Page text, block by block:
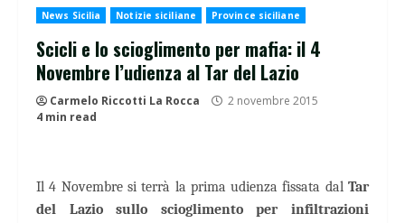
News Sicilia Notizie siciliane Province siciliane
Scicli e lo scioglimento per mafia: il 4
Novembre l’udienza al Tar del Lazio
Carmelo Riccotti La Rocca
2 novembre 2015
4 min read
Il 4 Novembre si terrà la prima udienza fissata dal Tar
del Lazio sullo scioglimento per infiltrazioni